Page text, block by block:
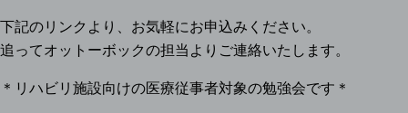
下記のリンクより、お気軽にお申込みください。
追ってオットーボックの担当よりご連絡いたします。
＊リハビリ施設向けの医療従事者対象の勉強会です＊